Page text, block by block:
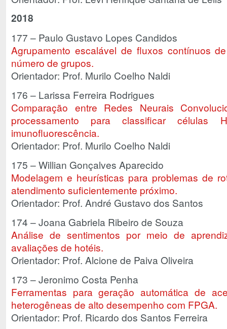
2018
177 – Paulo Gustavo Lopes Candidos
Agrupamento escalável de fluxos contínuos
número de grupos.
Orientador: Prof. Murilo Coelho Naldi
176 – Larissa Ferreira Rodrigues
Comparação entre Redes Neurais
processamento para classificar células
imunofluorescência.
Orientador: Prof. Murilo Coelho Naldi
175 – Willian Gonçalves Aparecido
Modelagem e heurísticas para problemas de
atendimento suficientemente próximo.
Orientador: Prof. André Gustavo dos Santos
174 – Joana Gabriela Ribeiro de Souza
Análise de sentimentos por meio de
avaliações de hotéis.
Orientador: Prof. Alcione de Paiva Oliveira
173 – Jeronimo Costa Penha
Ferramentas para geração automática de
heterogêneas de alto desempenho com FPGA.
Orientador: Prof. Ricardo dos Santos Ferreira